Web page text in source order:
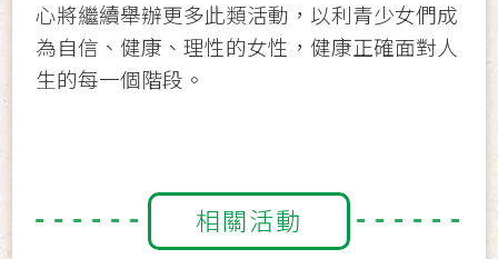
心將繼續舉辦更多此類活動，以利青少女們成
為自信、健康、理性的女性，健康正確面對人
生的每一個階段。
相關活動